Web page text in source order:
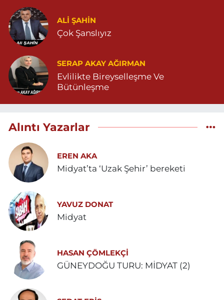
ALI ŞAHİN
Çok Şanslıyız
SERAP AKAY AĞIRMAN
Evlilikte Bireyselleşme Ve
Bütünleşme
Alıntı Yazarlar
EREN AKA
Midyat’ta ‘Uzak Şehir’ bereketi
YAVUZ DONAT
Midyat
HASAN ÇÖMLEKÇİ
GÜNEYDOĞU TURU: MİDYAT (2)